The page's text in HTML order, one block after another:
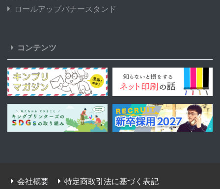
ロールアップバナースタンド
コンテンツ
会社概要 特定商取引法に基づく表記